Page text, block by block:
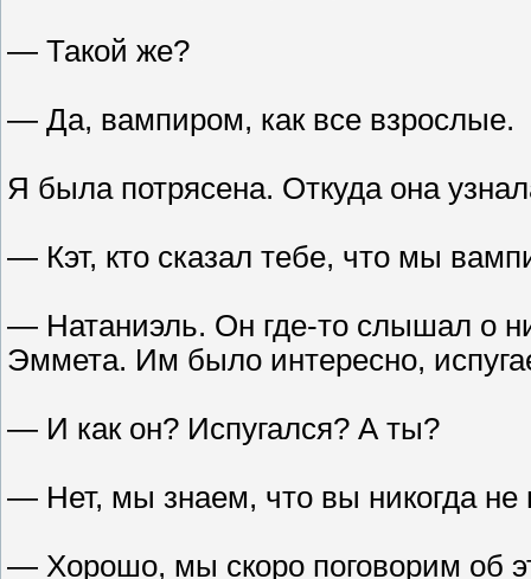
— Такой же?
— Да, вампиром, как все взрослые.
Я была потрясена. Откуда она
— Кэт, кто сказал тебе, что мы
— Натаниэль. Он где-то слышал о
Эммета. Им было интересно,
— И как он? Испугался? А ты?
— Нет, мы знаем, что вы никогда
— Хорошо, мы скоро поговорим об